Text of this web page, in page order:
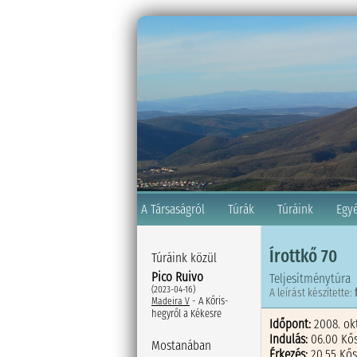
A Társaságról Túrák Túráink
Túráink közül
Pico Ruivo
(2023-04-16)
Madeira V - A Kőris-
hegyről a Kékesre
Mostanában
Írottkő 70
Teljesítménytúra
A leírást készítette:
Időpont: 2008.
Indulás: 06.00